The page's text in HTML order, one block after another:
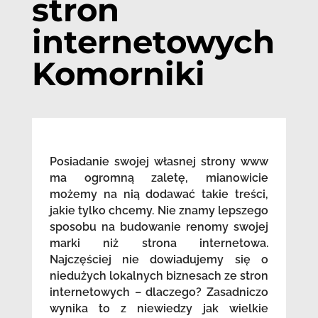
stron
internetowych
Komorniki
Posiadanie swojej własnej strony www
ma ogromną zaletę, mianowicie
możemy na nią dodawać takie treści,
jakie tylko chcemy. Nie znamy lepszego
sposobu na budowanie renomy swojej
marki niż strona internetowa.
Najczęściej nie dowiadujemy się o
niedużych lokalnych biznesach ze stron
internetowych – dlaczego? Zasadniczo
wynika to z niewiedzy jak wielkie